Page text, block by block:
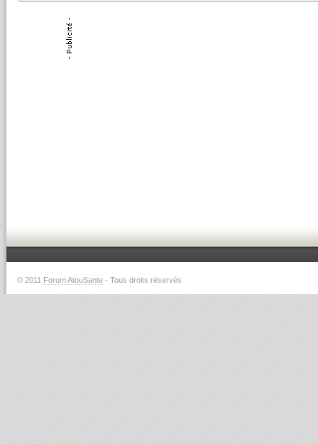
© 2011 Forum AtouSante - Tous droits réservés